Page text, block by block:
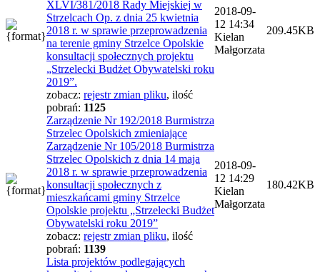
XLVI/381/2018 Rady Miejskiej w
Strzelcach Op. z dnia 25 kwietnia
2018 r. w sprawie przeprowadzenia
na terenie gminy Strzelce Opolskie
konsultacji społecznych projektu
„Strzelecki Budżet Obywatelski roku
2019”.
zobacz: rejestr zmian pliku, ilość
pobrań: 1125
2018-09-
12 14:34
Kielan
Małgorzata
209.45KB
Zarządzenie Nr 192/2018 Burmistrza
Strzelec Opolskich zmieniające
Zarządzenie Nr 105/2018 Burmistrza
Strzelec Opolskich z dnia 14 maja
2018 r. w sprawie przeprowadzenia
konsultacji społecznych z
mieszkańcami gminy Strzelce
Opolskie projektu „Strzelecki Budżet
Obywatelski roku 2019”
zobacz: rejestr zmian pliku, ilość
pobrań: 1139
2018-09-
12 14:29
Kielan
Małgorzata
180.42KB
Lista projektów podlegających